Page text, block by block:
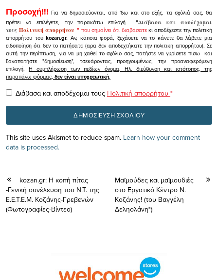
Προσοχή!!! Για να δημοσιεύονται, από 'δω και στο εξής, τα σχόλιά σας, θα
πρέπει να επιλέγετε, την παρακάτω επιλογή
"Διάβασα και αποδέχομαι
τουςΠολιτική απορρήτου" που σημαίνει ότι διαβάσατεκι αποδέχεστε την πολιτική
απορρήτου τουkozan.gr. Αν, κάποια φορά, ξεχάσετε να το κάνετε θα λάβετε μια
ειδοποίηση ότι δεν το πατήσατε (αρα δεν αποδεχτήκατε την πολιτική απορρήτου). Σε
αυτή την περίπτωση, για να μη χαθεί το σχόλιο σας, πατήστε να γυρίσετε πίσω και
ξαναπατήστε "δημοσίευση", τσεκάροντας, προηγουμένως, την προαναφερόμενη
επιλογή.Η συμπλήρωση των πεδίων όνομα, Ηλ. διεύθυνση και ιστότοπος, της
παραπάνω φόρμας, δεν είναι υποχρεωτική.
Διάβασα και αποδέχομαι τους Πολιτική απορρήτου *
This site uses Akismet to reduce spam. Learn how your comment
data is processed.
kozan.gr: Η κοπή πίτας
-Γενική συνέλευση του Ν.Τ. της
Ε.Ε.Τ.Ε.Μ. Κοζάνης-Γρεβενών
(Φωτογραφίες-Βίντεο)
Μαϊμούδες και μαϊμουδιές
στο Εργατικό Κέντρο Ν.
Κοζάνης! (του Βαγγέλη
Δεληολάνη*)